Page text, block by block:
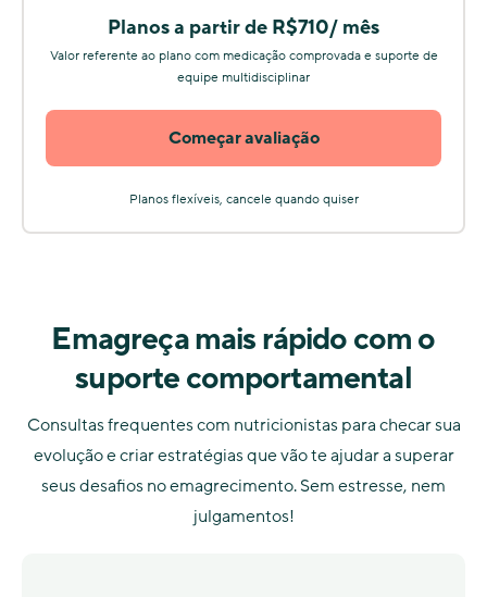
Planos a partir de R$710/ mês
Valor referente ao plano com medicação comprovada e suporte de
equipe multidisciplinar
Começar avaliação
Planos flexíveis, cancele quando quiser
Emagreça mais rápido com o
suporte comportamental
Consultas frequentes com nutricionistas para checar sua
evolução e criar estratégias que vão te ajudar a superar
seus desafios no emagrecimento. Sem estresse, nem
julgamentos!